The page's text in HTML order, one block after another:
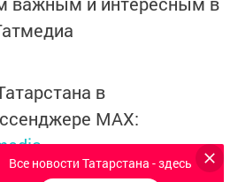
в
MАХ:
Все новости Татарстана - здесь